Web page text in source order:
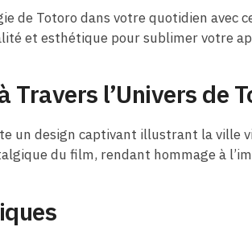
de Totoro dans votre quotidien avec
et esthétique pour sublimer votre
Travers l’Univers de
un design captivant illustrant la ville
du film, rendant hommage à